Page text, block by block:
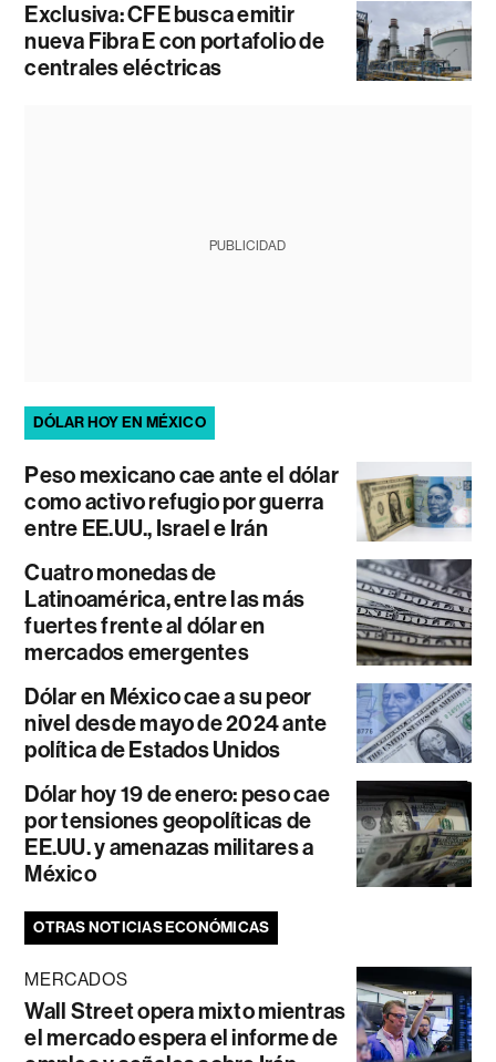
Exclusiva: CFE busca emitir
nueva Fibra E con portafolio de
centrales eléctricas
PUBLICIDAD
DÓLAR HOY EN MÉXICO
Peso mexicano cae ante el dólar
como activo refugio por guerra
entre EE.UU., Israel e Irán
Cuatro monedas de
Latinoamérica, entre las más
fuertes frente al dólar en
mercados emergentes
Dólar en México cae a su peor
nivel desde mayo de 2024 ante
política de Estados Unidos
Dólar hoy 19 de enero: peso cae
por tensiones geopolíticas de
EE.UU. y amenazas militares a
México
OTRAS NOTICIAS ECONÓMICAS
MERCADOS
Wall Street opera mixto mientras
el mercado espera el informe de